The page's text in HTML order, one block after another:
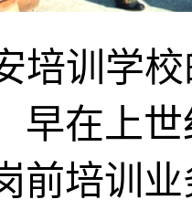
训学校
早在上
前培训